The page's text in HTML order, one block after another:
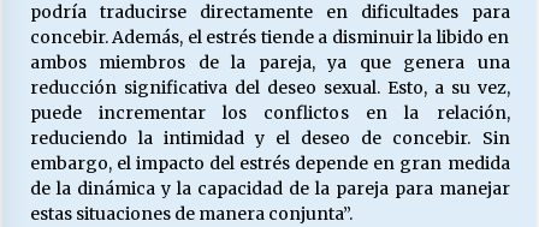
podría traducirse directamente en dificultades para
concebir. Además, el estrés tiende a disminuir la libido en
ambos miembros de la pareja, ya que genera una
reducción significativa del deseo sexual. Esto, a su vez,
puede incrementar los conflictos en la relación,
reduciendo la intimidad y el deseo de concebir. Sin
embargo, el impacto del estrés depende en gran medida
de la dinámica y la capacidad de la pareja para manejar
estas situaciones de manera conjunta”.